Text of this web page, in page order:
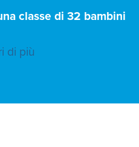
classe di 32 bambini
di più